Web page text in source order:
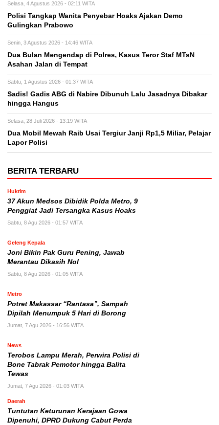
Selasa, 4 Agustus 2026 - 02:11 WITA
Polisi Tangkap Wanita Penyebar Hoaks Ajakan Demo
Gulingkan Prabowo
Senin, 3 Agustus 2026 - 14:46 WITA
Dua Bulan Mengendap di Polres, Kasus Teror Staf MTsN
Asahan Jalan di Tempat
Sabtu, 1 Agustus 2026 - 01:37 WITA
Sadis! Gadis ABG di Nabire Dibunuh Lalu Jasadnya Dibakar
hingga Hangus
Selasa, 28 Juli 2026 - 13:19 WITA
Dua Mobil Mewah Raib Usai Tergiur Janji Rp1,5 Miliar, Pelajar
Lapor Polisi
BERITA TERBARU
Hukrim
37 Akun Medsos Dibidik Polda Metro, 9
Penggiat Jadi Tersangka Kasus Hoaks
Sabtu, 8 Agu 2026 - 01:57 WITA
Geleng Kepala
Joni Bikin Pak Guru Pening, Jawab
Merantau Dikasih Nol
Sabtu, 8 Agu 2026 - 01:05 WITA
Metro
Potret Makassar “Rantasa”, Sampah
Dipilah Menumpuk 5 Hari di Borong
Jumat, 7 Agu 2026 - 16:56 WITA
News
Terobos Lampu Merah, Perwira Polisi di
Bone Tabrak Pemotor hingga Balita
Tewas
Jumat, 7 Agu 2026 - 01:03 WITA
Daerah
Tuntutan Keturunan Kerajaan Gowa
Dipenuhi, DPRD Dukung Cabut Perda